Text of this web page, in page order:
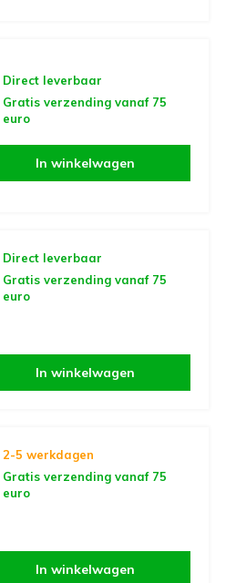
Direct leverbaar
Gratis verzending vanaf 75
euro
In winkelwagen
Direct leverbaar
Gratis verzending vanaf 75
euro
In winkelwagen
2-5 werkdagen
Gratis verzending vanaf 75
euro
In winkelwagen